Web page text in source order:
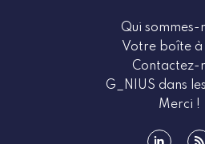
Qui sommes-
Votre boîte à
Contactez-
G_NIUS dans
Merci !